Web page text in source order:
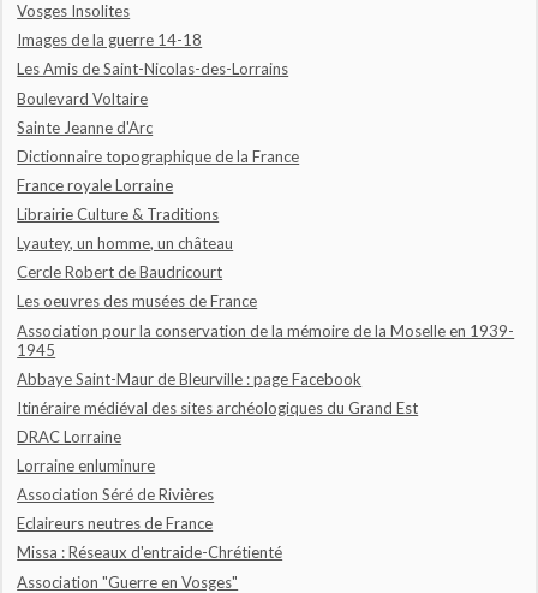
Vosges Insolites
Images de la guerre 14-18
Les Amis de Saint-Nicolas-des-Lorrains
Boulevard Voltaire
Sainte Jeanne d'Arc
Dictionnaire topographique de la France
France royale Lorraine
Librairie Culture & Traditions
Lyautey, un homme, un château
Cercle Robert de Baudricourt
Les oeuvres des musées de France
Association pour la conservation de la mémoire de la Moselle en 1939-
1945
Abbaye Saint-Maur de Bleurville : page Facebook
Itinéraire médiéval des sites archéologiques du Grand Est
DRAC Lorraine
Lorraine enluminure
Association Séré de Rivières
Eclaireurs neutres de France
Missa : Réseaux d'entraide-Chrétienté
Association "Guerre en Vosges"